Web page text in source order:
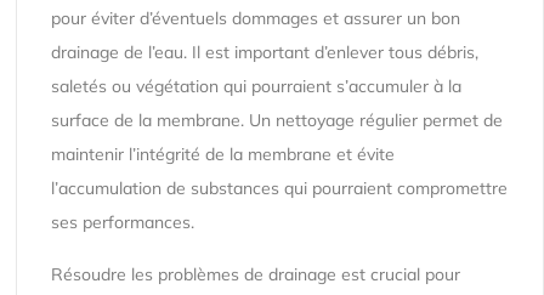
pour éviter d’éventuels dommages et assurer un bon
drainage de l’eau. Il est important d’enlever tous débris,
saletés ou végétation qui pourraient s’accumuler à la
surface de la membrane. Un nettoyage régulier permet de
maintenir l’intégrité de la membrane et évite
l’accumulation de substances qui pourraient compromettre
ses performances.
Résoudre les problèmes de drainage est crucial pour